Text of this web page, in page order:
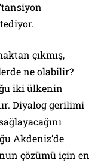
çıkmış,
ne olabilir?
iki ülkenin
Diyalog gerilimi
Akdeniz’de
çözümü için en